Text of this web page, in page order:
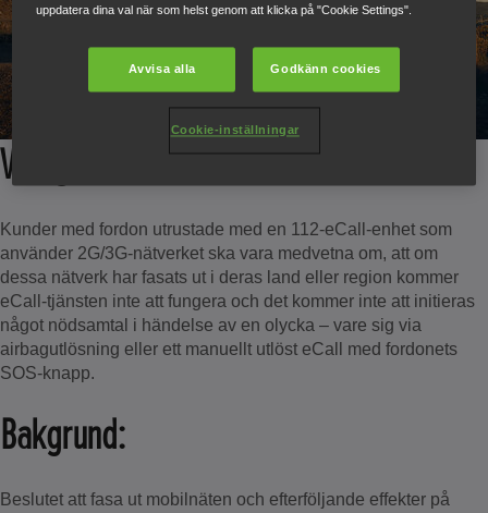
Viktigt:
Kunder med fordon utrustade med en 112-eCall-enhet som
använder 2G/3G-nätverket ska vara medvetna om, att om
dessa nätverk har fasats ut i deras land eller region kommer
eCall-tjänsten inte att fungera och det kommer inte att initieras
något nödsamtal i händelse av en olycka – vare sig via
airbagutlösning eller ett manuellt utlöst eCall med fordonets
SOS-knapp.
Bakgrund:
Beslutet att fasa ut mobilnäten och efterföljande effekter på
uppdatera dina val när som helst genom att klicka på "Cookie Settings".
Avvisa alla Godkänn cookies
Cookie-inställningar